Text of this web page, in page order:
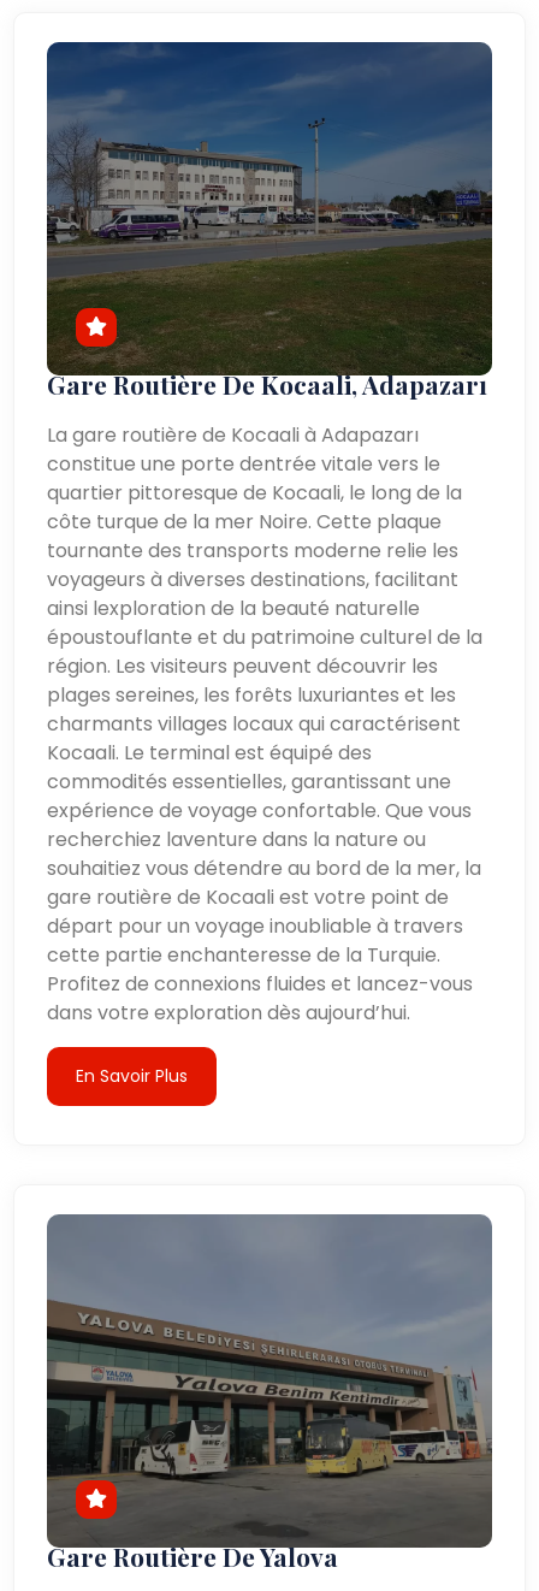
Gare Routière De Kocaali, Adapazarı
La gare routière de Kocaali à Adapazarı
constitue une porte dentrée vitale vers le
quartier pittoresque de Kocaali, le long de la
côte turque de la mer Noire. Cette plaque
tournante des transports moderne relie les
voyageurs à diverses destinations, facilitant
ainsi lexploration de la beauté naturelle
époustouflante et du patrimoine culturel de la
région. Les visiteurs peuvent découvrir les
plages sereines, les forêts luxuriantes et les
charmants villages locaux qui caractérisent
Kocaali. Le terminal est équipé des
commodités essentielles, garantissant une
expérience de voyage confortable. Que vous
recherchiez laventure dans la nature ou
souhaitiez vous détendre au bord de la mer, la
gare routière de Kocaali est votre point de
départ pour un voyage inoubliable à travers
cette partie enchanteresse de la Turquie.
Profitez de connexions fluides et lancez-vous
dans votre exploration dès aujourd’hui.
En Savoir Plus
Gare Routière De Yalova